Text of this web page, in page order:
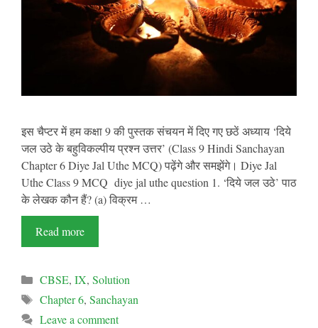
इस चैप्टर में हम कक्षा 9 की पुस्तक संचयन में दिए गए छठें अध्याय ‘दिये
जल उठे के बहुविकल्पीय प्रश्न उत्तर’ (Class 9 Hindi Sanchayan
Chapter 6 Diye Jal Uthe MCQ) पढ़ेंगे और समझेंगे। Diye Jal
Uthe Class 9 MCQ diye jal uthe question 1. ‘दिये जल उठे’ पाठ
के लेखक कौन हैं? (a) विक्रम …
Read more
Categories
CBSE, IX, Solution
Tags
Chapter 6, Sanchayan
Leave a comment